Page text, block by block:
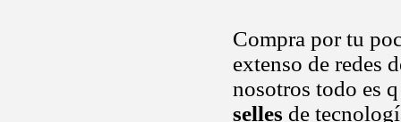
Compra por tu
extenso de redes
nosotros todo es
selles de